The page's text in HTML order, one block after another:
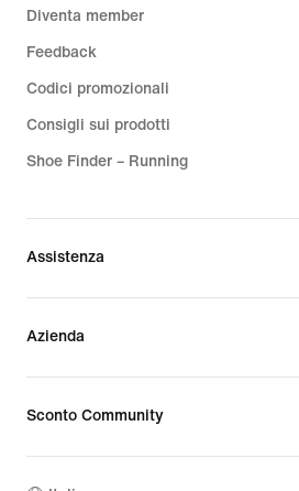
Diventa member
Feedback
Codici promozionali
Consigli sui prodotti
Shoe Finder – Running
Assistenza
Azienda
Sconto Community